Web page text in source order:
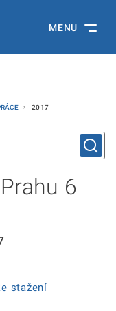
MENU
2017
6
stažení